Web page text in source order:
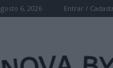
6, 2026 Entrar /